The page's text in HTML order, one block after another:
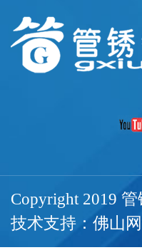
Copyright 2019
技术支持： 佛山